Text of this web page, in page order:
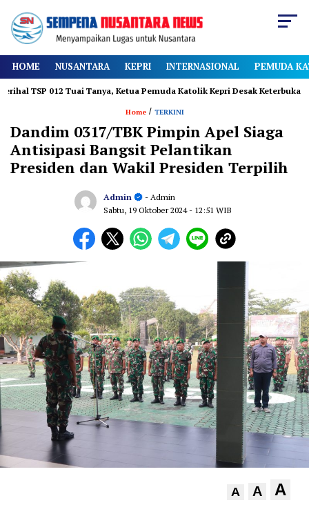
HOME NUSANTARA KEPRI INTERNASIONAL PEMUDA
012 Tuai Tanya, Ketua Pemuda Katolik Kepri Desak Keterbukaan
Home/ TERKINI
Dandim 0317/TBK Pimpin Apel Siaga
Antisipasi Bangsit Pelantikan
Presiden dan Wakil Presiden Terpilih
Admin
- Admin
Sabtu, 19 Oktober 2024- 12:51 WIB
A A A